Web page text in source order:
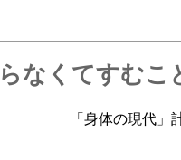
なくてすむこ
「身体の現代」